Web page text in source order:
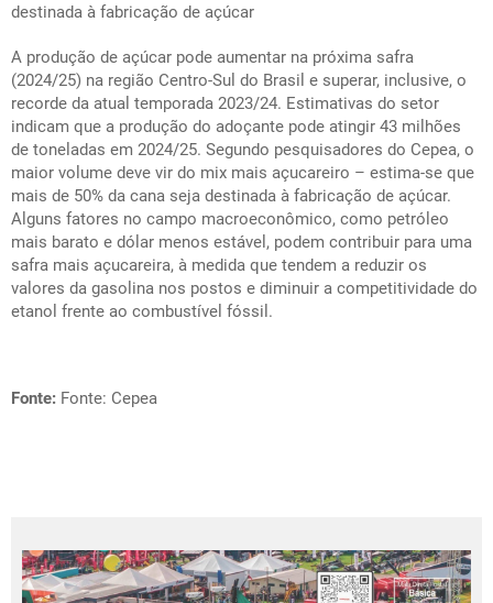
destinada à fabricação de açúcar
A produção de açúcar pode aumentar na próxima safra
(2024/25) na região Centro-Sul do Brasil e superar, inclusive, o
recorde da atual temporada 2023/24. Estimativas do setor
indicam que a produção do adoçante pode atingir 43 milhões
de toneladas em 2024/25. Segundo pesquisadores do Cepea, o
maior volume deve vir do mix mais açucareiro – estima-se que
mais de 50% da cana seja destinada à fabricação de açúcar.
Alguns fatores no campo macroeconômico, como petróleo
mais barato e dólar menos estável, podem contribuir para uma
safra mais açucareira, à medida que tendem a reduzir os
valores da gasolina nos postos e diminuir a competitividade do
etanol frente ao combustível fóssil.
Fonte: Fonte: Cepea